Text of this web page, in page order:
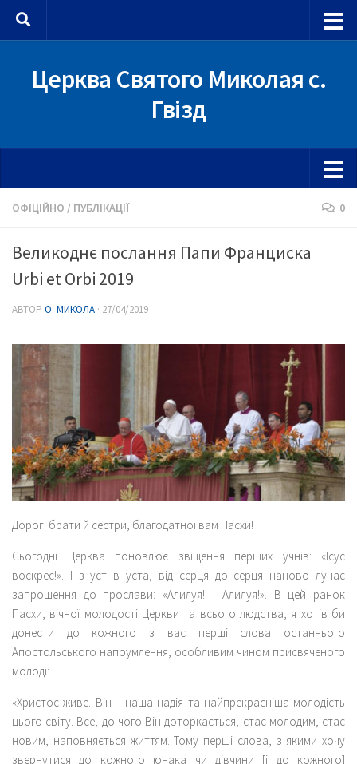
Skip to content
Церква Святого Миколая с.
Гвізд
ОФІЦІЙНО / ПУБЛІКАЦІЇ 0
Великоднє послання Папи Франциска
Urbi et Orbi 2019
АВТОР О. МИКОЛА · 27/04/2019
Дорогі брати й сестри, благодатної вам Пасхи!
Сьогодні Церква поновлює звіщення перших учнів: «Ісус
воскрес!». І з уст в уста, від серця до серця наново лунає
запрошення до прослави: «Алилуя!… Алилуя!». В цей ранок
Пасхи, вічної молодості Церкви та всього людства, я хотів би
донести до кожного з вас перші слова останнього
Апостольського напоумлення, особливим чином присвяченого
молоді:
«Христос живе. Він – наша надія та найпрекрасніша молодість
цього світу. Все, до чого Він доторкається, стає молодим, стає
новим, наповняється життям. Тому перші слова, з якими хочу
звернутися до кожного юнака чи дівчини [і до кожного]